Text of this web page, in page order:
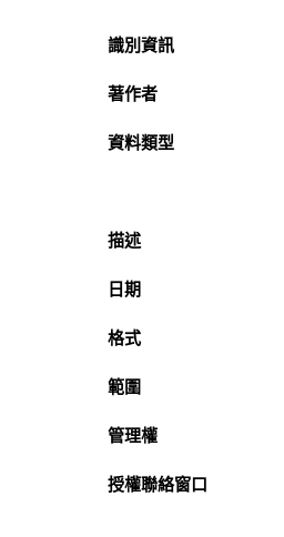
識別資訊
著作者
資料類型
描述
日期
格式
範圍
管理權
授權聯絡窗口